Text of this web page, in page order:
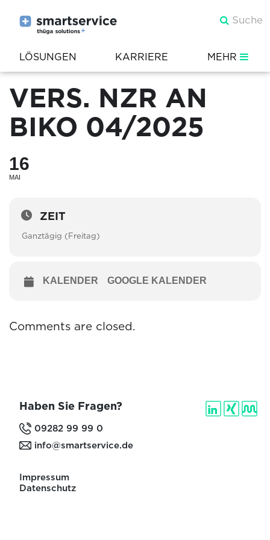
LÖSUNGEN KARRIERE MEHR
VERS. NZR AN
BIKO 04/2025
16
MAI
ZEIT
Ganztägig (Freitag)
KALENDER GOOGLE KALENDER
Comments are closed.
Haben Sie Fragen?
09282 99 99 0
info@smartservice.de
Impressum
Datenschutz